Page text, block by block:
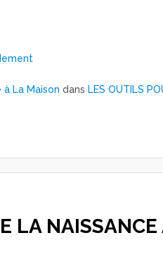
La Maison dans LES OUTILS
LA NAISSANCE